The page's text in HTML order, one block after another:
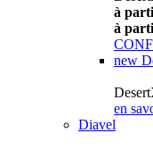
à
à
new
en
Diavel